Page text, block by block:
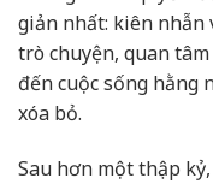
giản nhất: kiên nhẫn
trò chuyện, quan
đến cuộc sống hằng
xóa bỏ.
Sau hơn một thập